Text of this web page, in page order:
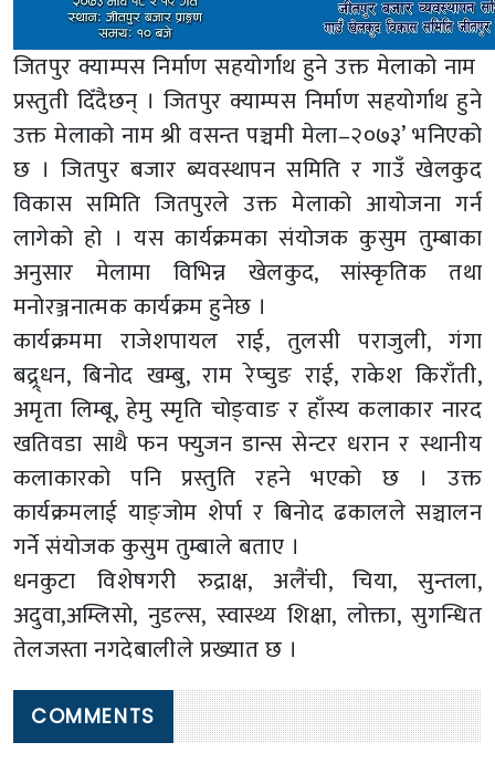
जितपुर क्याम्पस निर्माण सहयोर्गाथ हुने उक्त मेलाको नाम
प्रस्तुती दिँदैछन् । जितपुर क्याम्पस निर्माण सहयोर्गाथ हुने
उक्त मेलाको नाम श्री वसन्त पञ्चमी मेला–२०७३’ भनिएको
छ । जितपुर बजार ब्यवस्थापन समिति र गाउँ खेलकुद
विकास समिति जितपुरले उक्त मेलाको आयोजना गर्न
लागेको हो । यस कार्यक्रमका संयोजक कुसुम तुम्बाका
अनुसार मेलामा विभिन्न खेलकुद, सांस्कृतिक तथा
मनोरञ्जनात्मक कार्यक्रम हुनेछ ।
कार्यक्रममा राजेशपायल राई, तुलसी पराजुली, गंगा
बद्र्र्धन, बिनोद खम्बु, राम रेप्चुङ राई, राकेश किराँती,
अमृता लिम्बू, हेमु स्मृति चोङ्वाङ र हाँस्य कलाकार नारद
खतिवडा साथै फन फ्युजन डान्स सेन्टर धरान र स्थानीय
कलाकारको पनि प्रस्तुति रहने भएको छ । उक्त
कार्यक्रमलाई याङ्जोम शेर्पा र बिनोद ढकालले सञ्चालन
गर्ने संयोजक कुसुम तुम्बाले बताए ।
धनकुटा विशेषगरी रुद्राक्ष, अलैंची, चिया, सुन्तला,
अदुवा,अम्लिसो, नुडल्स, स्वास्थ्य शिक्षा, लोक्ता, सुगन्धित
तेलजस्ता नगदेबालीले प्रख्यात छ ।
COMMENTS